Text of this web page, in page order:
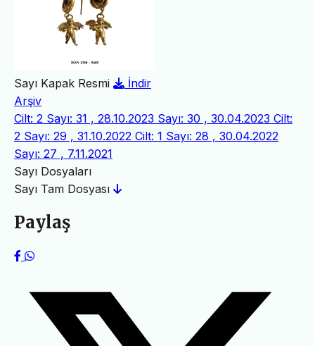
Sayı Kapak Resmi
İndir
Arşiv
Cilt: 2 Sayı: 31 , 28.10.2023 Sayı: 30 , 30.04.2023 Cilt:
2 Sayı: 29 , 31.10.2022 Cilt: 1 Sayı: 28 , 30.04.2022
Sayı: 27 , 7.11.2021
Sayı Dosyaları
Sayı Tam Dosyası
Paylaş